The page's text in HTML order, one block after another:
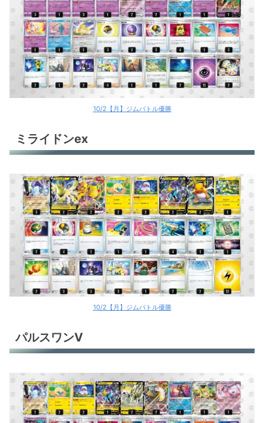
10/2【月】ジムバトル優勝
ミライドンex
10/2【月】ジムバトル優勝
パルスワンV